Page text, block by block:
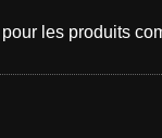
les produits